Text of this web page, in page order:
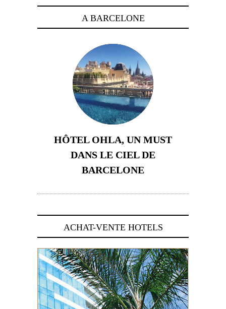
A BARCELONE
HÔTEL OHLA, UN MUST
DANS LE CIEL DE
BARCELONE
ACHAT-VENTE HOTELS